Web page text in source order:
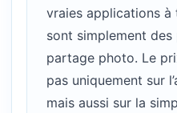
vraies applications à
sont simplement
partage photo. Le
pas uniquement sur
mais aussi sur la